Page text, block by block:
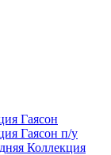
Гаясон
Гаясон п/у
Коллекция